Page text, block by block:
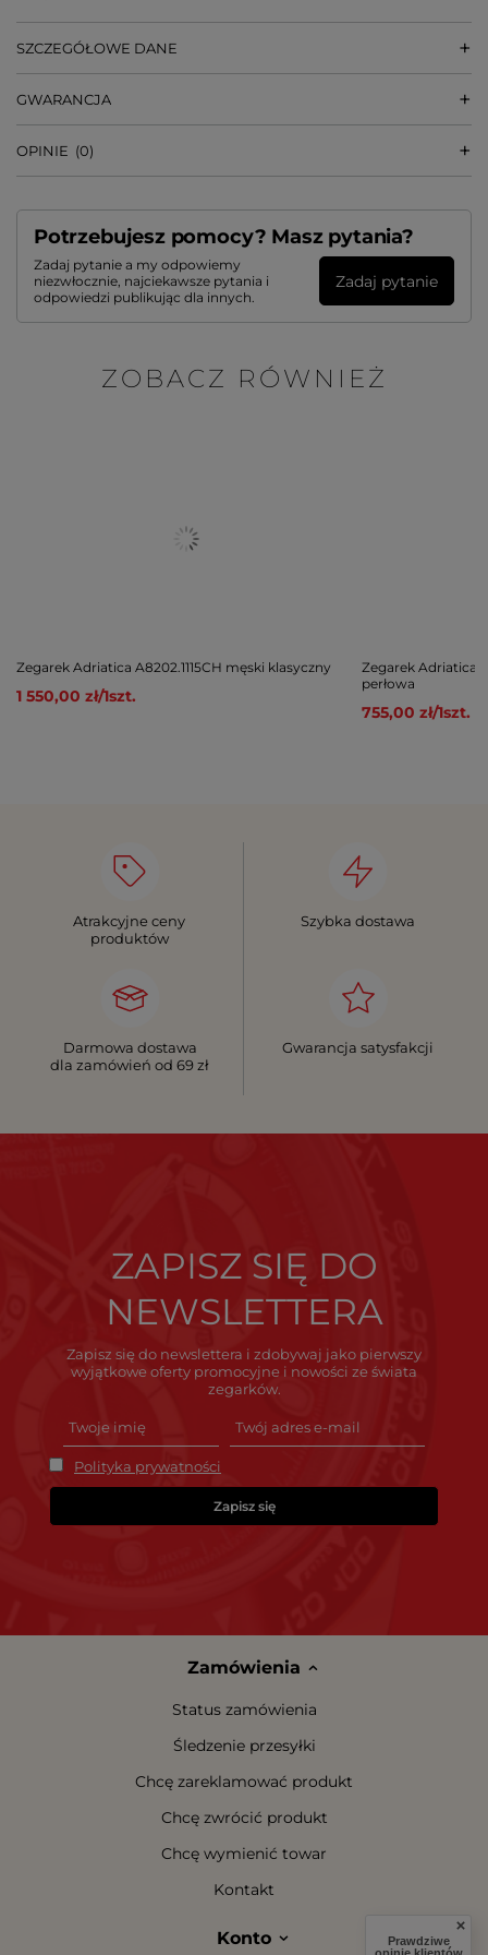
SZCZEGÓŁOWE DANE
GWARANCJA
OPINIE (0)
Potrzebujesz pomocy? Masz pytania?
Zadaj pytanie a my odpowiemy
niezwłocznie, najciekawsze pytania i
odpowiedzi publikując dla innych.
Zadaj pytanie
ZOBACZ RÓWNIEŻ
Zegarek Adriatica A8202.1115CH męski klasyczny
1 550,00 zł/1szt.
Zegarek Adriatica
perłowa
755,00 zł/1szt.
Atrakcyjne ceny
produktów
Szybka dostawa
Darmowa dostawa
dla zamówień od 69 zł
Gwarancja satysfakcji
ZAPISZ SIĘ DO
NEWSLETTERA
Zapisz się do newslettera i zdobywaj jako pierwszy
wyjątkowe oferty promocyjne i nowości ze świata
zegarków.
Polityka prywatności
Zapisz się
Zamówienia
Status zamówienia
Śledzenie przesyłki
Chcę zareklamować produkt
Chcę zwrócić produkt
Chcę wymienić towar
Kontakt
Konto
Prawdziwe